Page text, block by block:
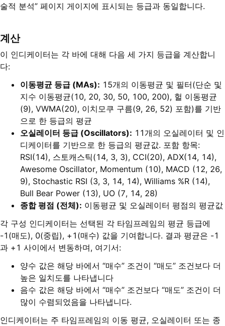
술적 분석” 페이지 게이지에 표시되는 등급과 동일합니다.
계산
이 인디케이터는 각 바에 대해 다음 세 가지 등급을 계산합니
다:
이동평균 등급 (MAs): 15개의 이동평균 및 필터(단순 및
지수 이동평균(10, 20, 30, 50, 100, 200), 헐 이동평균
(9), VWMA(20), 이치모쿠 구름(9, 26, 52) 포함)를 기반
으로 한 등급의 평균
오실레이터 등급 (Oscillators): 11개의 오실레이터 및 인
디케이터를 기반으로 한 등급의 평균값. 포함 항목:
RSI(14), 스토캐스틱(14, 3, 3), CCI(20), ADX(14, 14),
Awesome Oscillator, Momentum (10), MACD (12, 26,
9), Stochastic RSI (3, 3, 14, 14), Williams %R (14),
Bull Bear Power (13), UO (7, 14, 28)
종합 평점 (전체): 이동평균 및 오실레이터 평점의 평균값
각 구성 인디케이터는 선택된 각 타임프레임의 평균 등급에
-1(매도), 0(중립), +1(매수) 값을 기여합니다. 결과 평균은 -1
과 +1 사이에서 변동하며, 여기서:
양수 값은 해당 바에서 “매수” 조건이 “매도” 조건보다 더
높은 일치도를 나타냅니다
음수 값은 해당 바에서 “매수” 조건보다 “매도” 조건이 더
많이 수렴되었음을 나타냅니다.
인디케이터는 주 타임프레임의 이동 평균, 오실레이터 또는 종